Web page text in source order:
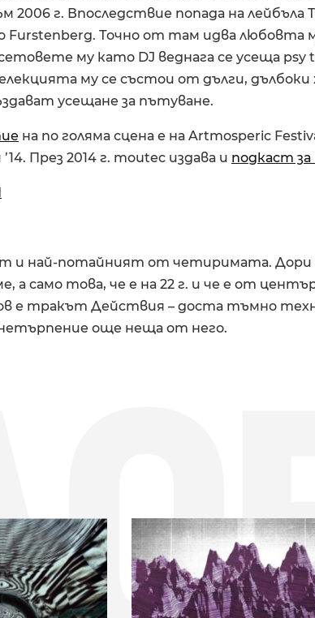
2006 г. Впоследствие попада на лейбъла
Furstenberg. Точно от там идва любовта
му като DJ веднага се усеща psy
му се състои от дълги,
усещане за пътуване.
на по голяма сцена е на Artmosperic
През 2014 г. moutec издава и подкаст за
и най-потайният от четиримата.
а само това, че е на 22 г. и че е от
е тракът Действия – доста тъмно
още неща от него.